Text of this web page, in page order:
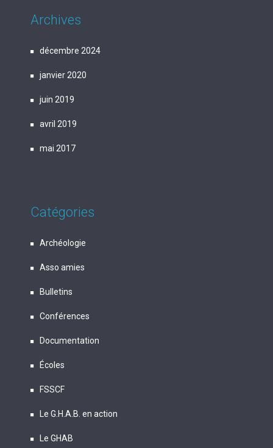
Archives
décembre 2024
janvier 2020
juin 2019
avril 2019
mai 2017
Catégories
Archéologie
Asso amies
Bulletins
Conférences
Documentation
Écoles
FSSCF
Le G.H.A.B. en action
Le GHAB